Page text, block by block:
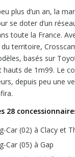
plus d’un an, la
se doter d’un
toute la France.
territoire,
basés sur
hauts de 1m99. Le
depuis peu une
28
Car (02) à Clacy et
Car (05) à Gap